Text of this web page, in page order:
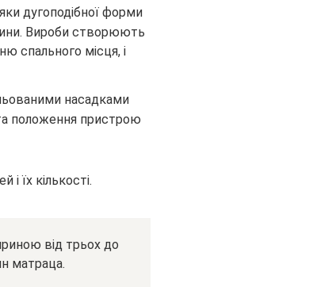
дугоподібної форми
Вироби створюють
спального місця, і
насадками
положення пристрою
і їх кількості.
від трьох до
матраца.